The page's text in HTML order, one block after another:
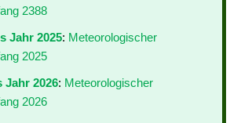
2388
Jahr 2025: Meteorologischer
2025
Jahr 2026: Meteorologischer
2026